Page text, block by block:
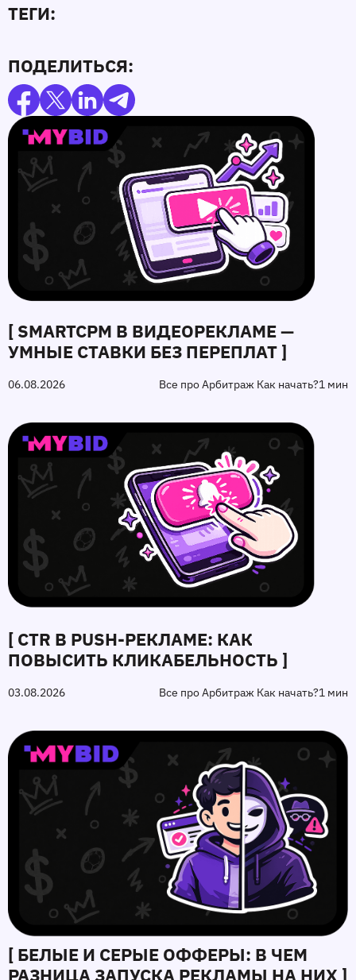
ТЕГИ:
ПОДЕЛИТЬСЯ:
[ SMARTCPM В ВИДЕОРЕКЛАМЕ —
УМНЫЕ СТАВКИ БЕЗ ПЕРЕПЛАТ ]
06.08.2026 Все про Арбитраж Как начать?1 мин
[ CTR В PUSH-РЕКЛАМЕ: КАК
ПОВЫСИТЬ КЛИКАБЕЛЬНОСТЬ ]
03.08.2026 Все про Арбитраж Как начать?1 мин
[ БЕЛЫЕ И СЕРЫЕ ОФФЕРЫ: В ЧЕМ
РАЗНИЦА ЗАПУСКА РЕКЛАМЫ НА НИХ ]